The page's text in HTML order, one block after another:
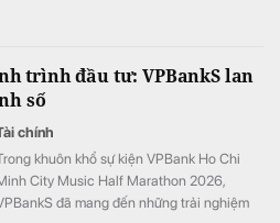
trình đầu tư: VPBankS lan
số
chính
khuôn khổ sự kiện VPBank Ho Chi
City Music Half Marathon 2026,
đã mang đến những trải nghiệm